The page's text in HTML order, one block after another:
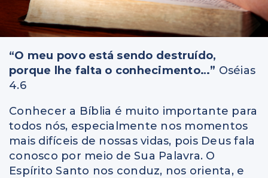
“O meu povo está sendo destruído,
porque lhe falta o conhecimento…” Oséias
4.6
Conhecer a Bíblia é muito importante para
todos nós, especialmente nos momentos
mais difíceis de nossas vidas, pois Deus fala
conosco por meio de Sua Palavra. O
Espírito Santo nos conduz, nos orienta, e